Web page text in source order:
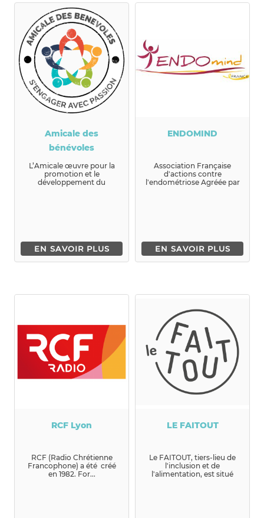
Amicale des
bénévoles
L’Amicale œuvre pour la
promotion et le
développement du
EN SAVOIR PLUS
ENDOMIND
Association Française
d'actions contre
l'endométriose Agréée par
EN SAVOIR PLUS
RCF Lyon
RCF (Radio Chrétienne
Francophone) a été créé
en 1982. For...
LE FAITOUT
Le FAITOUT, tiers-lieu de
l'inclusion et de
l'alimentation, est situé